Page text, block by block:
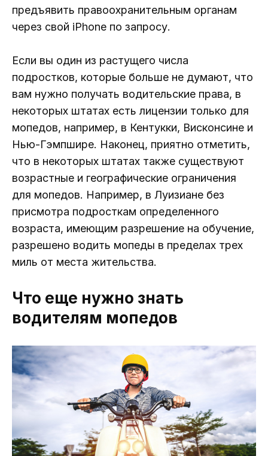
предъявить правоохранительным органам
через свой iPhone по запросу.
Если вы один из растущего числа
подростков, которые больше не думают, что
вам нужно получать водительские права, в
некоторых штатах есть лицензии только для
мопедов, например, в Кентукки, Висконсине и
Нью-Гэмпшире. Наконец, приятно отметить,
что в некоторых штатах также существуют
возрастные и географические ограничения
для мопедов. Например, в Луизиане без
присмотра подросткам определенного
возраста, имеющим разрешение на обучение,
разрешено водить мопеды в пределах трех
миль от места жительства.
Что еще нужно знать
водителям мопедов